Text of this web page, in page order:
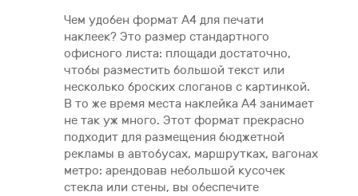
Чем удобен формат А4 для печати
наклеек? Это размер стандартного
офисного листа: площади достаточно,
чтобы разместить большой текст или
несколько броских слоганов с картинкой.
В то же время места наклейка А4 занимает
не так уж много. Этот формат прекрасно
подходит для размещения бюджетной
рекламы в автобусах, маршрутках, вагонах
метро: арендовав небольшой кусочек
стекла или стены, вы обеспечите